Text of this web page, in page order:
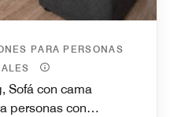
PARA PERSONAS
Sofá con cama
personas con